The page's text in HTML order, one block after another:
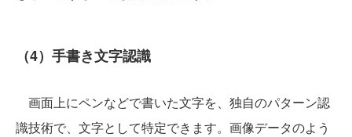
（4）手書き文字認識
画面上にペンなどで書いた文字を、独自のパターン認
識技術で、文字として特定できます。画像データのよう